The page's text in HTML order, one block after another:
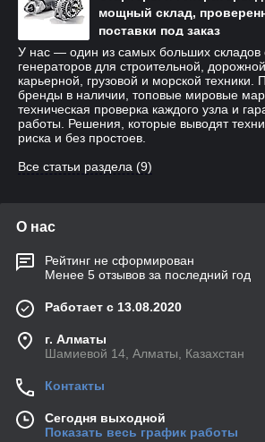
мощный склад,
поставки под заказ
У нас — один из самых больших складов
генераторов для строительной,
карьерной, грузовой и морской техники.
бренды в наличии, топовые мировые
техническая проверка каждого узла и
работы. Решения, которые выводят
риска и без простоев.
Все статьи раздела (9)
О нас
Рейтинг не сформирован
Менее 5 отзывов за последний год
Работает с 13.08.2020
г. Алматы
Шамиевой 14, Алматы, Казахстан
Контакты
Сегодня выходной
Показать весь график работы